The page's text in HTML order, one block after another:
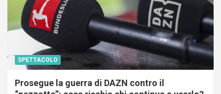
SPETTACOLO
Prosegue la guerra di DAZN contro il